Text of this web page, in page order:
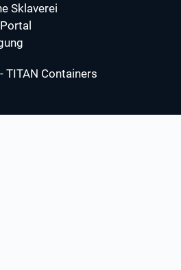
Sklaverei
TITAN Containers